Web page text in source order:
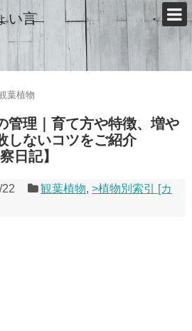
い言
葉植物
管理｜育て方や特徴、増や
しないコツをご紹介
日記】
観葉植物,>植物別索引 [カ